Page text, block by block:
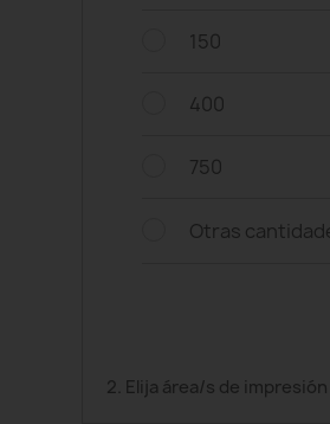
150
400
750
Otras
2. Elija área/s de impresión